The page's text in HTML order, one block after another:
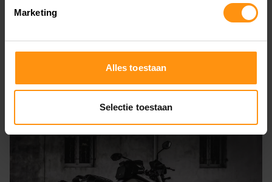
Marketing
Alles toestaan
Selectie toestaan